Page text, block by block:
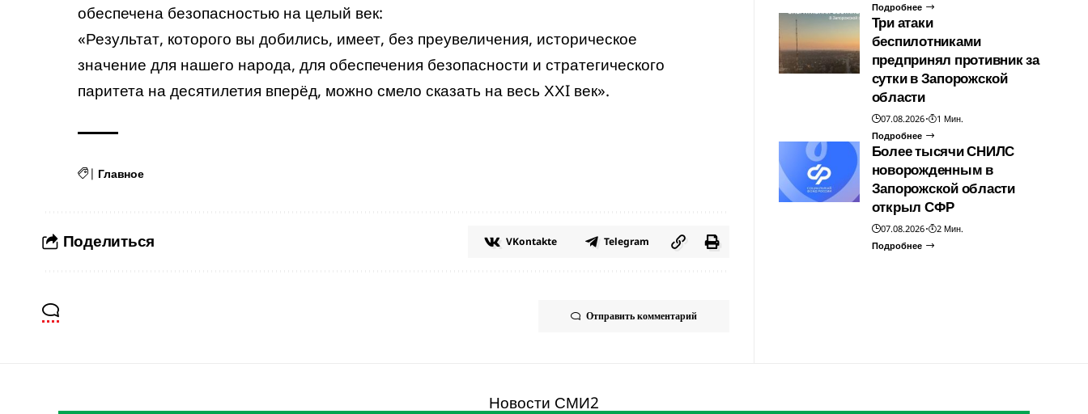
обеспечена безопасностью на целый век:
«Результат, которого вы добились, имеет, без преувеличения, историческое
значение для нашего народа, для обеспечения безопасности и стратегического
паритета на десятилетия вперёд, можно смело сказать на весь ХХI век».
| Главное
Поделиться VKontakte Telegram
Отправить комментарий
Подробнее
Три атаки
беспилотниками
предпринял противник за
сутки в Запорожской
области
07.08.2026
1 Мин.
Подробнее
Более тысячи СНИЛС
новорожденным в
Запорожской области
открыл СФР
07.08.2026
2 Мин.
Подробнее
Новости СМИ2